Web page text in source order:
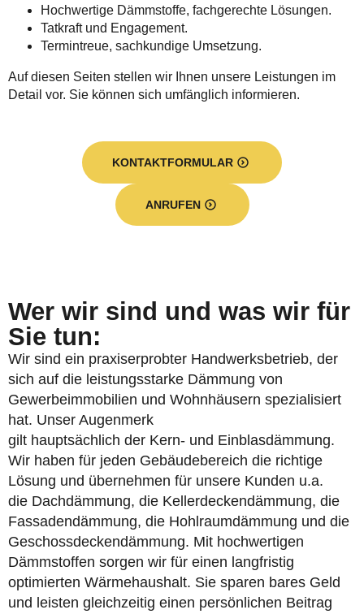
Hochwertige Dämmstoffe, fachgerechte Lösungen.
Tatkraft und Engagement.
Termintreue, sachkundige Umsetzung.
Auf diesen Seiten stellen wir Ihnen unsere Leistungen im
Detail vor. Sie können sich umfänglich informieren.
KONTAKTFORMULAR
ANRUFEN
Wer wir sind und was wir für
Sie tun:
Wir sind ein praxiserprobter Handwerksbetrieb, der
sich auf die leistungsstarke Dämmung von
Gewerbeimmobilien und Wohnhäusern spezialisiert
hat. Unser Augenmerk
gilt hauptsächlich der Kern- und Einblasdämmung.
Wir haben für jeden Gebäudebereich die richtige
Lösung und übernehmen für unsere Kunden u.a.
die Dachdämmung, die Kellerdeckendämmung, die
Fassadendämmung, die Hohlraumdämmung und die
Geschossdeckendämmung. Mit hochwertigen
Dämmstoffen sorgen wir für einen langfristig
optimierten Wärmehaushalt. Sie sparen bares Geld
und leisten gleichzeitig einen persönlichen Beitrag